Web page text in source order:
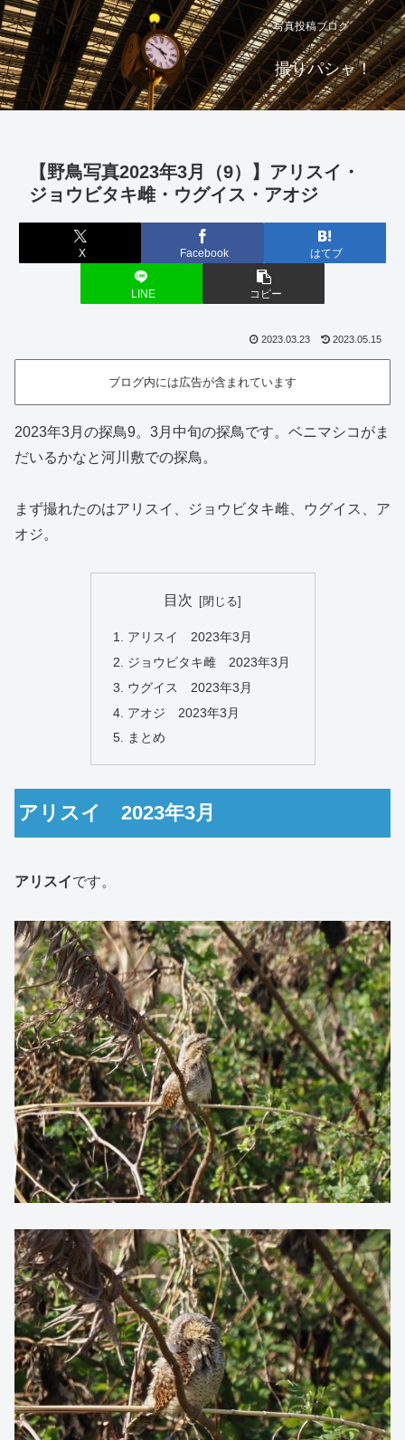
写真投稿ブログ
撮りパシャ！
【野鳥写真2023年3月（9）】アリスイ・
ジョウビタキ雌・ウグイス・アオジ
X Facebook はてブ
LINE コピー
2023.03.23 2023.05.15
ブログ内には広告が含まれています
2023年3月の探鳥9。3月中旬の探鳥です。ベニマシコがま
だいるかなと河川敷での探鳥。
まず撮れたのはアリスイ、ジョウビタキ雌、ウグイス、ア
オジ。
目次
アリスイ 2023年3月
ジョウビタキ雌 2023年3月
ウグイス 2023年3月
アオジ 2023年3月
まとめ
アリスイ 2023年3月
アリスイです。